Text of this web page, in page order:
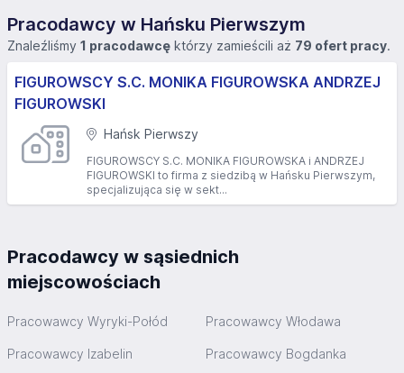
Pracodawcy w Hańsku Pierwszym
Znaleźliśmy 1 pracodawcę którzy zamieścili aż 79 ofert pracy.
FIGUROWSCY S.C. MONIKA FIGUROWSKA ANDRZEJ
FIGUROWSKI
Hańsk Pierwszy
FIGUROWSCY S.C. MONIKA FIGUROWSKA i ANDRZEJ
FIGUROWSKI to firma z siedzibą w Hańsku Pierwszym,
specjalizująca się w sekt...
Pracodawcy w sąsiednich
miejscowościach
Pracowawcy Wyryki-Połód Pracowawcy Włodawa
Pracowawcy Izabelin Pracowawcy Bogdanka